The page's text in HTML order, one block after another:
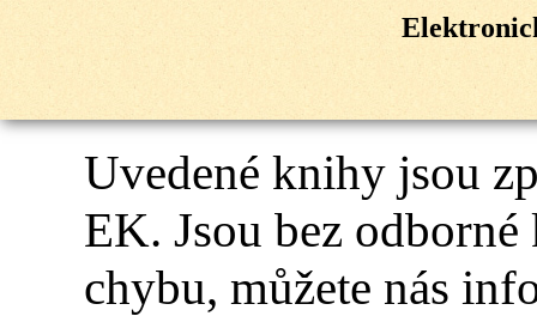
Uvedené knihy jsou
EK. Jsou bez
chybu, můžete nás